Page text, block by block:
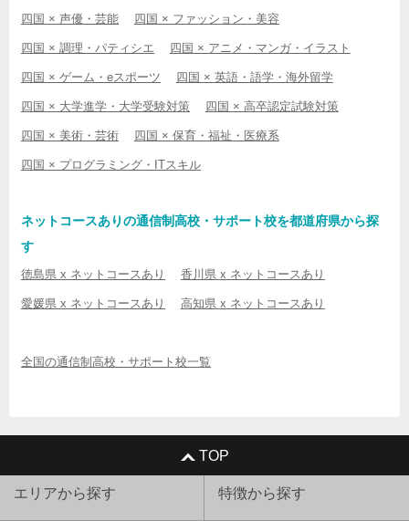
四国 × 声優・芸能 四国 × ファッション・美容
四国 × 調理・パティシエ 四国 × アニメ・マンガ・イラスト
四国 × ゲーム・eスポーツ 四国 × 英語・語学・海外留学
四国 × 大学進学・大学受験対策 四国 × 高卒認定試験対策
四国 × 美術・芸術 四国 × 保育・福祉・医療系
四国 × プログラミング・ITスキル
ネットコースありの通信制高校・サポート校を都道府県から探
す
徳島県 x ネットコースあり 香川県 x ネットコースあり
愛媛県 x ネットコースあり 高知県 x ネットコースあり
全国の通信制高校・サポート校一覧
TOP
エリアから探す 特徴から探す